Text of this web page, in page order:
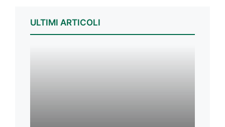
ULTIMI ARTICOLI